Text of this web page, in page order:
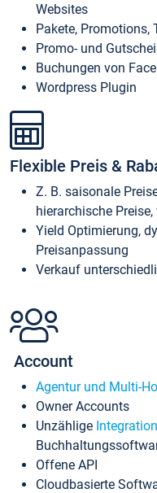
Websites
Pakete, Promotions,
Promo- und
Buchungen von
Wordpress Plugin
Flexible Preis &
Z. B. saisonale
hierarchische
Yield Optimierung,
Preisanpassung
Verkauf
Account
Agentur und Multi-
Owner Accounts
Unzählige
Offene API
Cloudbasierte